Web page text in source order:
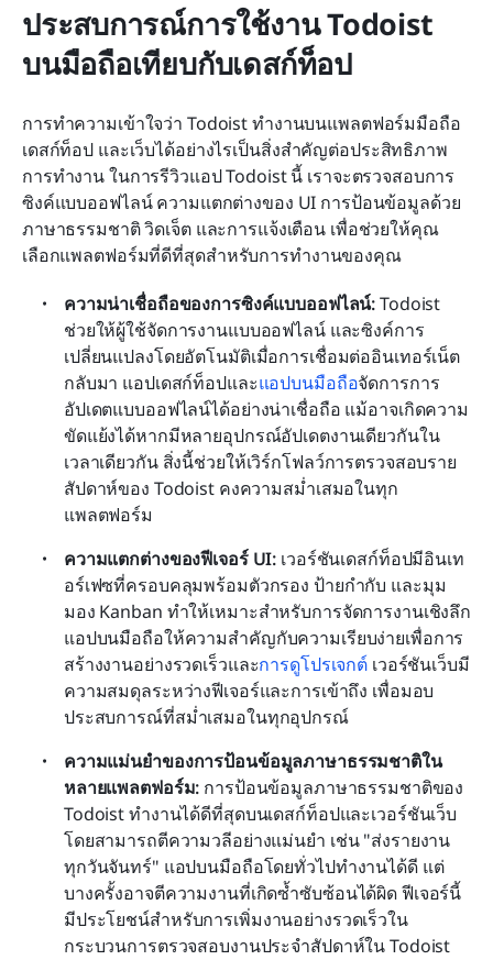
ประสบการณ์การใช้งาน Todoist
บนมือถือเทียบกับเดสก์ท็อป
การทำความเข้าใจว่า Todoist ทำงานบนแพลตฟอร์มมือถือ
เดสก์ท็อป และเว็บได้อย่างไรเป็นสิ่งสำคัญต่อประสิทธิภาพ
การทำงาน ในการรีวิวแอป Todoist นี้ เราจะตรวจสอบการ
ซิงค์แบบออฟไลน์ ความแตกต่างของ UI การป้อนข้อมูลด้วย
ภาษาธรรมชาติ วิดเจ็ต และการแจ้งเตือน เพื่อช่วยให้คุณ
เลือกแพลตฟอร์มที่ดีที่สุดสำหรับการทำงานของคุณ
ความน่าเชื่อถือของการซิงค์แบบออฟไลน์: Todoist
ช่วยให้ผู้ใช้จัดการงานแบบออฟไลน์ และซิงค์การ
เปลี่ยนแปลงโดยอัตโนมัติเมื่อการเชื่อมต่ออินเทอร์เน็ต
กลับมา แอปเดสก์ท็อปและแอปบนมือถือจัดการการ
อัปเดตแบบออฟไลน์ได้อย่างน่าเชื่อถือ แม้อาจเกิดความ
ขัดแย้งได้หากมีหลายอุปกรณ์อัปเดตงานเดียวกันใน
เวลาเดียวกัน สิ่งนี้ช่วยให้เวิร์กโฟลว์การตรวจสอบราย
สัปดาห์ของ Todoist คงความสม่ำเสมอในทุก
แพลตฟอร์ม
ความแตกต่างของฟีเจอร์ UI: เวอร์ชันเดสก์ท็อปมีอินเท
อร์เฟซที่ครอบคลุมพร้อมตัวกรอง ป้ายกำกับ และมุม
มอง Kanban ทำให้เหมาะสำหรับการจัดการงานเชิงลึก
แอปบนมือถือให้ความสำคัญกับความเรียบง่ายเพื่อการ
สร้างงานอย่างรวดเร็วและการดูโปรเจกต์ เวอร์ชันเว็บมี
ความสมดุลระหว่างฟีเจอร์และการเข้าถึง เพื่อมอบ
ประสบการณ์ที่สม่ำเสมอในทุกอุปกรณ์
ความแม่นยำของการป้อนข้อมูลภาษาธรรมชาติใน
หลายแพลตฟอร์ม: การป้อนข้อมูลภาษาธรรมชาติของ
Todoist ทำงานได้ดีที่สุดบนเดสก์ท็อปและเวอร์ชันเว็บ
โดยสามารถตีความวลีอย่างแม่นยำ เช่น "ส่งรายงาน
ทุกวันจันทร์" แอปบนมือถือโดยทั่วไปทำงานได้ดี แต่
บางครั้งอาจตีความงานที่เกิดซ้ำซับซ้อนได้ผิด ฟีเจอร์นี้
มีประโยชน์สำหรับการเพิ่มงานอย่างรวดเร็วใน
กระบวนการตรวจสอบงานประจำสัปดาห์ใน Todoist